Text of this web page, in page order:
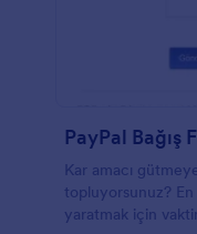
PayPal Bağış
Kar amacı
topluyorsunuz? En
yaratmak için